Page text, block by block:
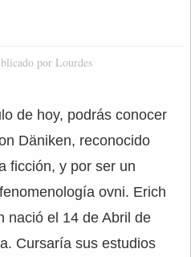
por Lourdes
de hoy, podrás conocer
Däniken, reconocido
ficción, y por ser un
ovni. Erich
nació el 14 de Abril de
Cursaría sus estudios